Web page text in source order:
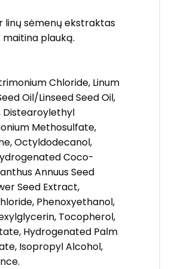
linų sėmenų ekstraktas
plauką.
Chloride, Linum
Oil/Linseed Seed Oil,
Distearoylethyl
Methosulfate,
Octyldodecanol,
Coco-
Annuus Seed
Seed Extract,
Phenoxyethanol,
Tocopherol,
Hydrogenated Palm
Isopropyl Alcohol,